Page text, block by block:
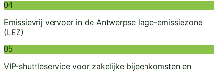
04
Emissievrij vervoer in de Antwerpse lage-emissiezone
(LEZ)
05
VIP-shuttleservice voor zakelijke bijeenkomsten en